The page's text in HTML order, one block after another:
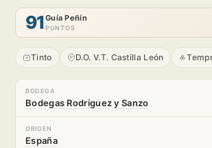
91Guía Peñín
PUNTOS
Tinto D.O. V.T. Castilla León
BODEGA
Bodegas Rodriguez y Sanzo
ORIGEN
España